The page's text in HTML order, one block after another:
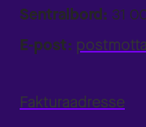
Sentralbord: 31
E-post:
Fakturaadresse